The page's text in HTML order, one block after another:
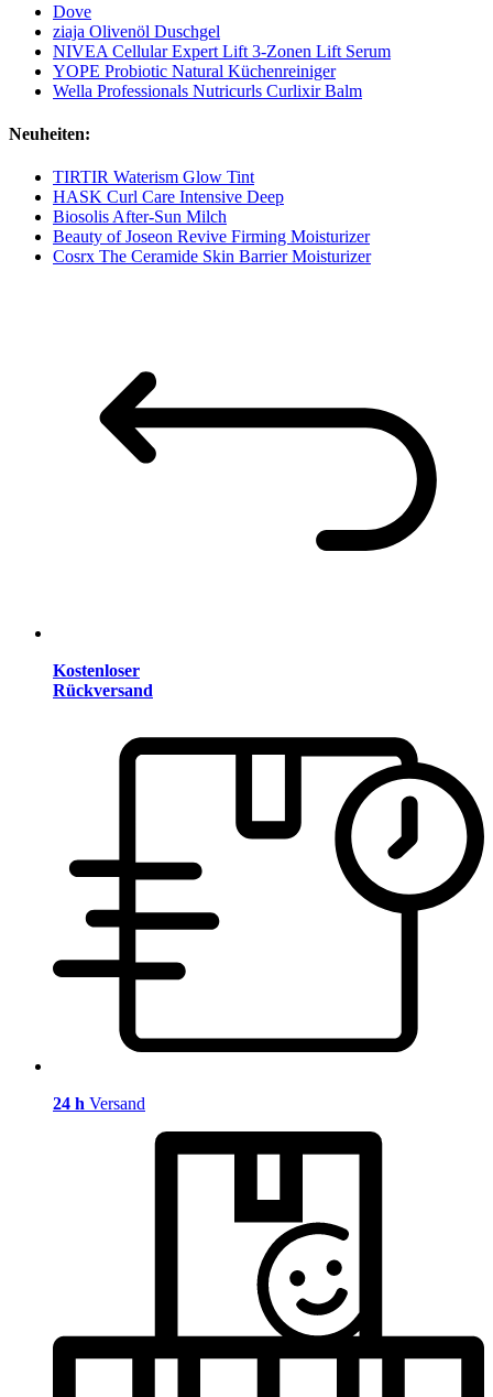
Dove
ziaja Olivenöl Duschgel
NIVEA Cellular Expert Lift 3-Zonen Lift Serum
YOPE Probiotic Natural Küchenreiniger
Wella Professionals Nutricurls Curlixir Balm
Neuheiten:
TIRTIR Waterism Glow Tint
HASK Curl Care Intensive Deep
Biosolis After-Sun Milch
Beauty of Joseon Revive Firming Moisturizer
Cosrx The Ceramide Skin Barrier Moisturizer
Kostenloser
Rückversand
24 h Versand